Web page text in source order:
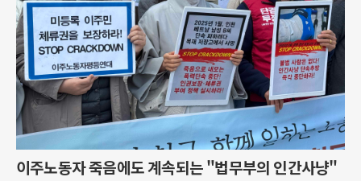
이주노동자 죽음에도 계속되는 "법무부의 인간사냥"